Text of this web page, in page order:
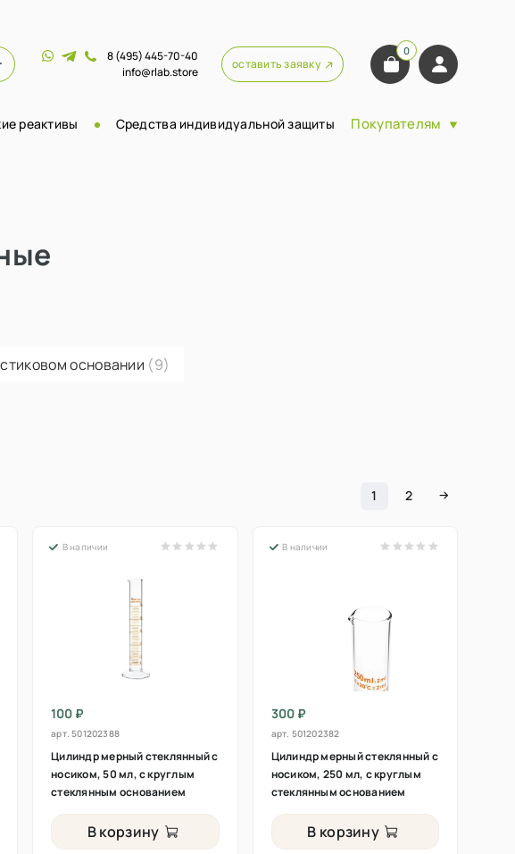
8 (495) 445-70-40
info@rlab.store
оставить заявку
0
реактивы Средства индивидуальной защиты Покупателям
основании (9)
1 2
В наличии
100 ₽
арт.501202388
Цилиндр мерный стеклянный с
носиком, 50 мл, с круглым
стеклянным основанием
В корзину
В наличии
300 ₽
арт. 501202382
Цилиндр мерный стеклянный с
носиком, 250 мл, с круглым
стеклянным основанием
В корзину